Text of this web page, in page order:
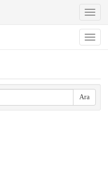
Toggle
Toggle
Ara